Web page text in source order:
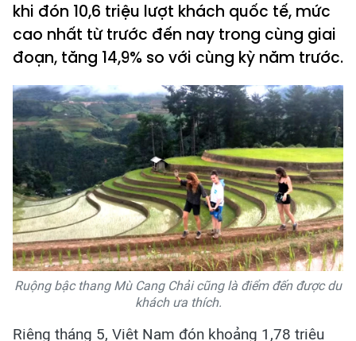
khi đón 10,6 triệu lượt khách quốc tế, mức
cao nhất từ trước đến nay trong cùng giai
đoạn, tăng 14,9% so với cùng kỳ năm trước.
Ruộng bậc thang Mù Cang Chải cũng là điểm đến được du
khách ưa thích.
Riêng tháng 5, Việt Nam đón khoảng 1,78 triệu